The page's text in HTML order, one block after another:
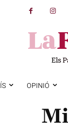
Els
OPINIÓ